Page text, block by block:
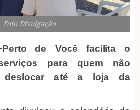
Foto Divulgação
de Você facilita o
para quem não
deslocar até a loja da